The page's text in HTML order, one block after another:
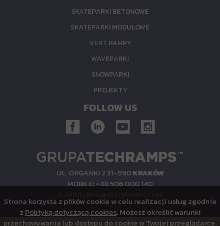
SKATEPARKI BETONOWE
SKATEPARKI MODUŁOWE
VERT RAMPY
WAVEPARKI
SNOWPARKI
PROJEKTY
FOLLOW US
UL.ORGANKI 231-990KRAKÓW
MOBILE:+48 506 000 140
Strona korzysta z plików cookie w celu realizacji usług zgodnie
z Polityką dotyczącą cookies. Możesz określić warunki
przechowywania lub dostępu do cookie w Twojej przeglądarce.